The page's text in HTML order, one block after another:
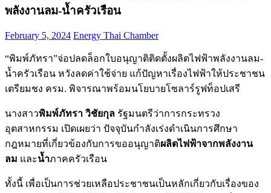
พลังงานลม-น้ำครัวเรือน
February 5, 2024 Energy Thai Chamber
“พิมพ์ภัทรา”จ่อปลดล็อกใบอนุญาติติดตั้งผลิตไฟฟ้าพลังงานลม-
น้ำครัวเรือน หวังลดค่าใช้จ่าย แก้ปัญหาเรื่องไฟฟ้าให้ประชาชน
เตรียมชง ครม. พิจารณาพร้อมนโยบายโซลาร์รูฟท็อปเสรี
นางสาวพิมพ์ภัทรา วิชัยกุล รัฐมนตรีว่าการกระทรวง
อุตสาหกรรม เปิดเผยว่า ปัจจุบันกำลังเร่งดำเนินการศึกษา
กฎหมายที่เกี่ยวข้องกับการขออนุญาติผลิตไฟฟ้าจากพลังงาน
ลม และน้ำภาคครัวเรือน
ทั้งนี้ เพื่อเป็นการช่วยเหลือประชาชนเป็นหลักเกี่ยวกับเรื่องของ